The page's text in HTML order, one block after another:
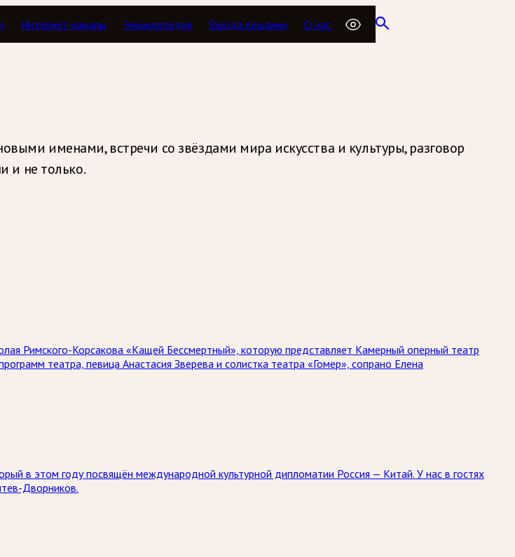
Интернет-каналы Энциклопедия Города вещания О нас
именами, встречи со звёздами мира искусства и культуры, разговор
и не только.
Римского-Корсакова «Кащей Бессмертный», которую представляет Камерный оперный театр
театра, певица Анастасия Зверева и солистка театра «Гомер», сопрано Елена
в этом году посвящён международной культурной дипломатии Россия — Китай. У нас в гостях
Дворников.